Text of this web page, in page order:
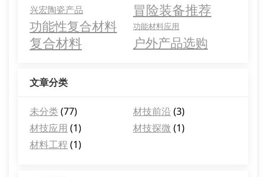
兴宏陶瓷产品 冒险装备推荐
功能性复合材料 功能材料应用
复合材料 户外产品选购
文章分类
未分类(77) 材技前沿 (3)
材技应用 (1) 材技探微 (1)
材料工程 (1)